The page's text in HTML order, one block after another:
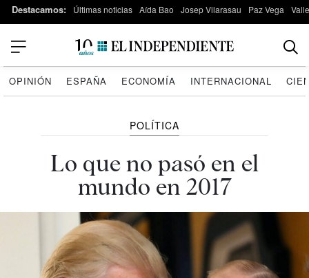
Destacamos: Últimas noticias Aída Bao Josep Vilarasau Paz Vega
OPINIÓN ESPAÑA ECONOMÍA INTERNACIONAL
POLÍTICA
Lo que no pasó en el
mundo en 2017